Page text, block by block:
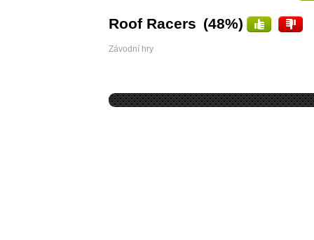
Roof Racers (48%)
Závodní hry